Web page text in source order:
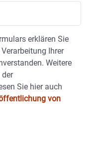
erklären Sie
Ihrer
Weitere
Sie hier auch
von